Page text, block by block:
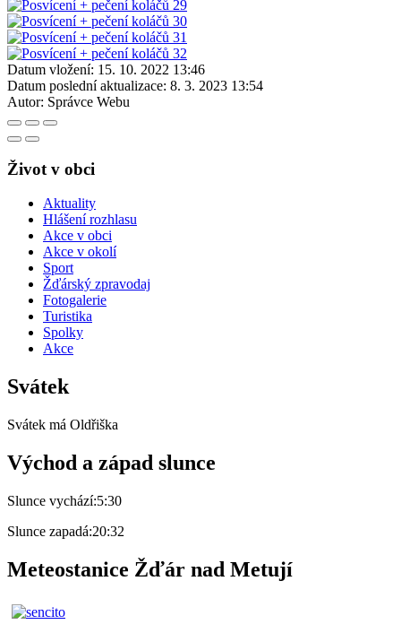
Datum vložení: 15. 10. 2022 13:46
Datum poslední aktualizace: 8. 3. 2023 13:54
Autor: Správce Webu
Život v obci
Aktuality
Hlášení rozhlasu
Akce v obci
Akce v okolí
Sport
Žďárský zpravodaj
Fotogalerie
Turistika
Spolky
Akce
Svátek
Svátek má Oldřiška
Východ a západ slunce
Slunce vychází:5:30
Slunce zapadá:20:32
Meteostanice Žďár nad Metují